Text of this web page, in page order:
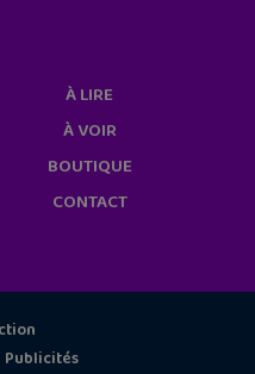
À LIRE
À VOIR
BOUTIQUE
CONTACT